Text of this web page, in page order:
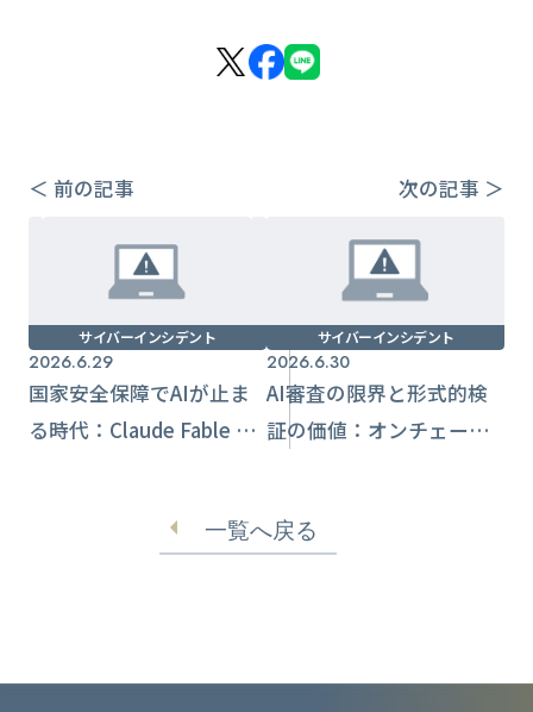
＜ 前の記事 次の記事 ＞
サイバーインシデント
2026.6.29
国家安全保障でAIが止ま
る時代：Claude Fable 5
サイバーインシデント
2026.6.30
AI審査の限界と形式的検
証の価値：オンチェーン
一覧へ戻る